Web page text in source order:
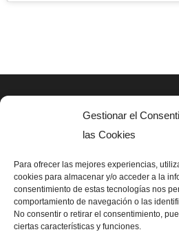
Gestionar el
las Cookies
Para ofrecer las mejores experiencias,
cookies para almacenar y/o acceder a la
consentimiento de estas tecnologías nos
comportamiento de navegación o las
No consentir o retirar el consentimiento,
ciertas características y funciones.
AVISO LEGAL
SIGUENOS EN